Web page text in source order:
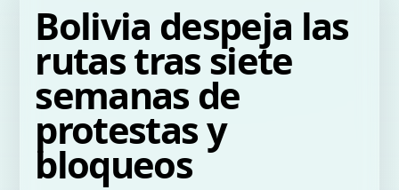
Bolivia despeja las
rutas tras siete
semanas de
protestas y
bloqueos